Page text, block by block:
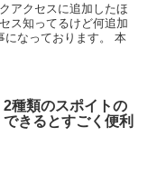
アクセスに追加したほ
ス知ってるけど何追加
になっております。 本
2種類のスポイトの
きるとすごく便利